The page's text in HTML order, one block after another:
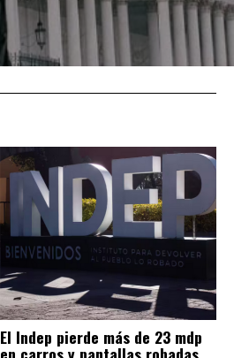
El Indep pierde más de 23 mdp
en carros y pantallas robadas